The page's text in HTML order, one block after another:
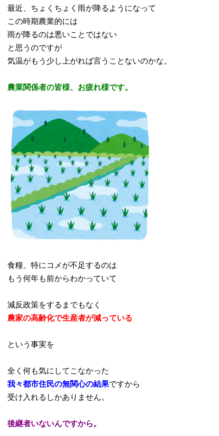
最近、ちょくちょく雨が降るようになって
この時期農業的には
雨が降るのは悪いことではない
と思うのですが
気温がもう少し上がれば言うことないのかな。
農業関係者の皆様、お疲れ様です。
食糧、特にコメが不足するのは
もう何年も前からわかっていて
減反政策をするまでもなく
農家の高齢化で生産者が減っている
という事実を
全く何も気にしてこなかった
我々都市住民の無関心の結果ですから
受け入れるしかありません。
後継者いないんですから。